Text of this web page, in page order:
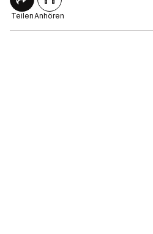
TeilenAnhören